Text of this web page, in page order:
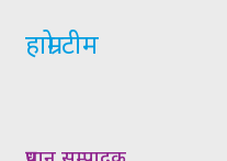
हाम्रो टीम